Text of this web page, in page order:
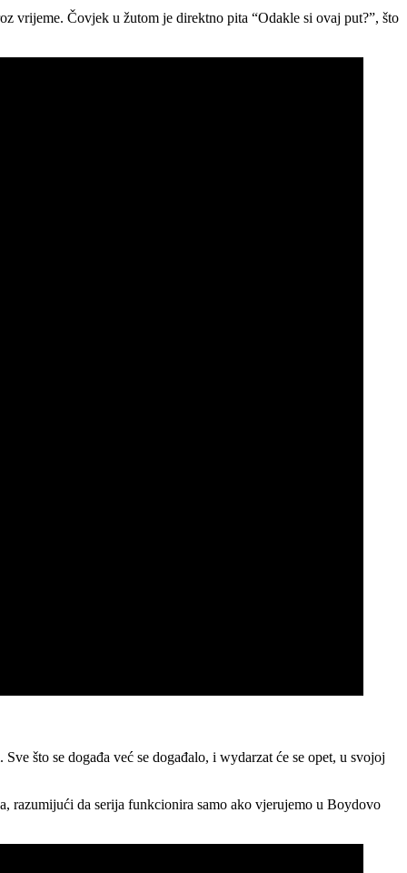
vrijeme. Čovjek u žutom je direktno pita “Odakle si ovaj put?”, što
što se događa već se događalo, i wydarzat će se opet, u svojoj
razumijući da serija funkcionira samo ako vjerujemo u Boydovo